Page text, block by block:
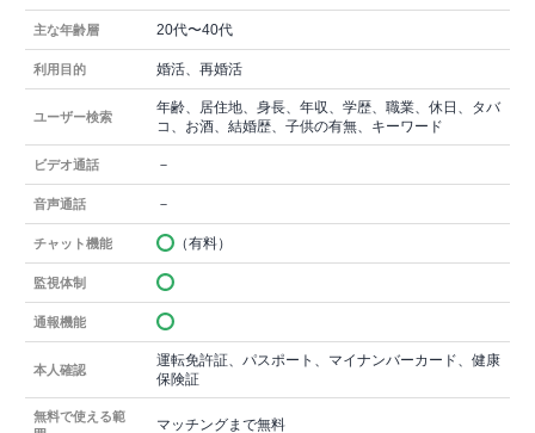
主な年齢層 20代〜40代
利用目的 婚活、再婚活
ユーザー検索
年齢、居住地、身長、年収、学歴、職業、休日、タバ
コ、お酒、結婚歴、子供の有無、キーワード
ビデオ通話 －
音声通話 －
チャット機能 （有料）
監視体制
通報機能
本人確認
運転免許証、パスポート、マイナンバーカード、健康
保険証
無料で使える範
マッチングまで無料